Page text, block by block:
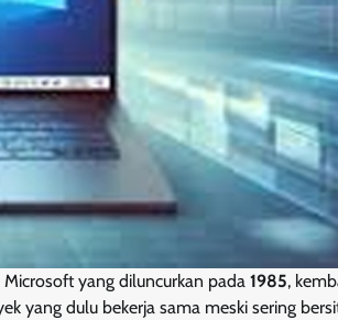
Microsoft yang diluncurkan pada 1985,
yang dulu bekerja sama meski sering